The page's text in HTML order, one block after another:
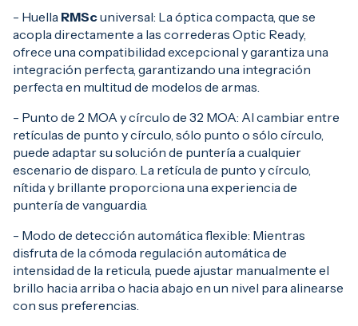
- Huella RMScuniversal: La óptica compacta, que se
acopla directamente a las correderas Optic Ready,
ofrece una compatibilidad excepcional y garantiza una
integración perfecta, garantizando una integración
perfecta en multitud de modelos de armas.
- Punto de 2 MOA y círculo de 32 MOA: Al cambiar entre
retículas de punto y círculo, sólo punto o sólo círculo,
puede adaptar su solución de puntería a cualquier
escenario de disparo. La retícula de punto y círculo,
nítida y brillante proporciona una experiencia de
puntería de vanguardia.
- Modo de detección automática flexible: Mientras
disfruta de la cómoda regulación automática de
intensidad de la reticula, puede ajustar manualmente el
brillo hacia arriba o hacia abajo en un nivel para alinearse
con sus preferencias.